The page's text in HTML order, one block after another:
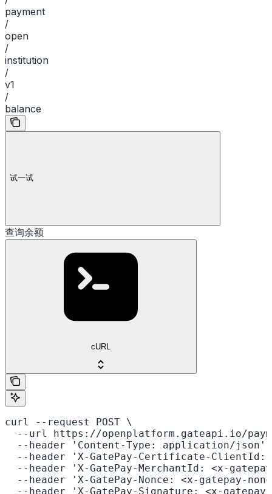
payment
/
open
/
institution
/
v1
/
balance
试一试
查询余额
cURL
curl --request POST \
--url https://openplatform.gateapi.io/
--header 'Content-Type: application/json'
--header 'X-GatePay-Certificate-
--header 'X-GatePay-MerchantId: <x-
--header 'X-GatePay-Nonce: <x-gatepay-
--header 'X-GatePay-Signature: <x-